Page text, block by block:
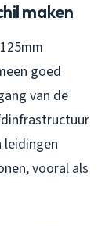
maken
goed
van de
leidingen
vooral als